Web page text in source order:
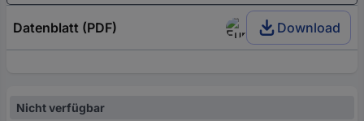
Datenblatt (PDF) Download
Nicht verfügbar